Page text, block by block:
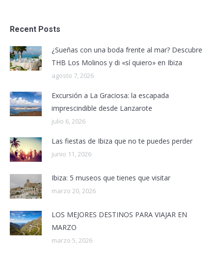
Recent Posts
¿Sueñas con una boda frente al mar? Descubre
THB Los Molinos y di «sí quiero» en Ibiza
agosto 7, 2026
Excursión a La Graciosa: la escapada
imprescindible desde Lanzarote
julio 6, 2026
Las fiestas de Ibiza que no te puedes perder
junio 11, 2026
Ibiza: 5 museos que tienes que visitar
marzo 20, 2026
LOS MEJORES DESTINOS PARA VIAJAR EN
MARZO
marzo 5, 2026